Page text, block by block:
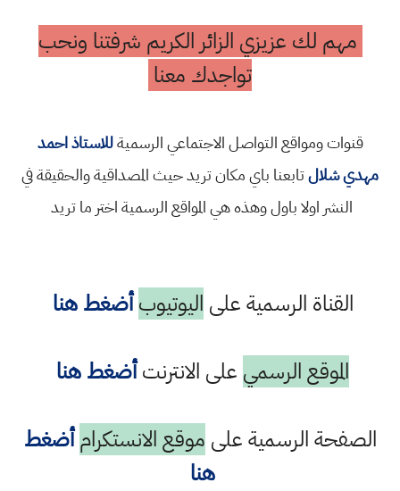
مهم لك عزيزي الزائر الكريم شرفتنا ونحب
تواجدك معنا
قنوات ومواقع التواصل الاجتماعي الرسميةللاستاذ احمد
مهدي شلالتابعنا باي مكان تريد حيث المصداقية والحقيقة في
النشر اولا باول وهذه هي المواقع الرسمية اختر ما تريد
القناة الرسمية على اليوتيوب أضغط هنا
الموقع الرسمي على الانترنتأضغط هنا
الصفحة الرسمية على موقع الانستكرام أضغط
هنا